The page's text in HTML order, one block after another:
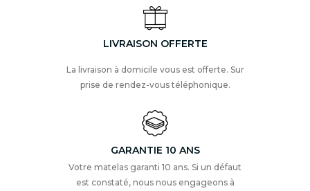
LIVRAISON OFFERTE
La livraison à domicile vous est offerte. Sur
prise de rendez-vous téléphonique.
GARANTIE 10 ANS
Votre matelas garanti 10 ans. Si un défaut
est constaté, nous nous engageons à